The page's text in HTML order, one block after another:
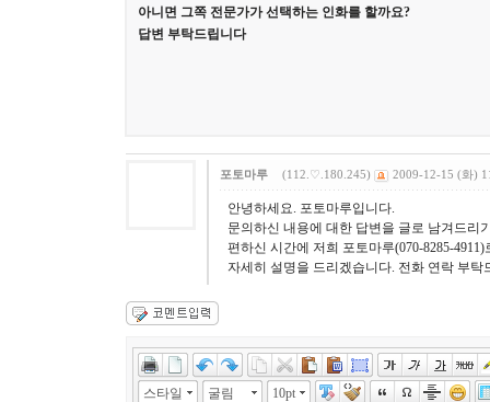
아니면 그쪽 전문가가 선택하는 인화를 할까요?
답변 부탁드립니다
포토마루 (112.♡.180.245) 2009-12-15 (화)
안녕하세요. 포토마루입니다.
문의하신 내용에 대한 답변을 글로 남겨드리
편하신 시간에 저희 포토마루(070-8285-
자세히 설명을 드리겠습니다. 전화 연락 부탁
스타일 굴림 10pt